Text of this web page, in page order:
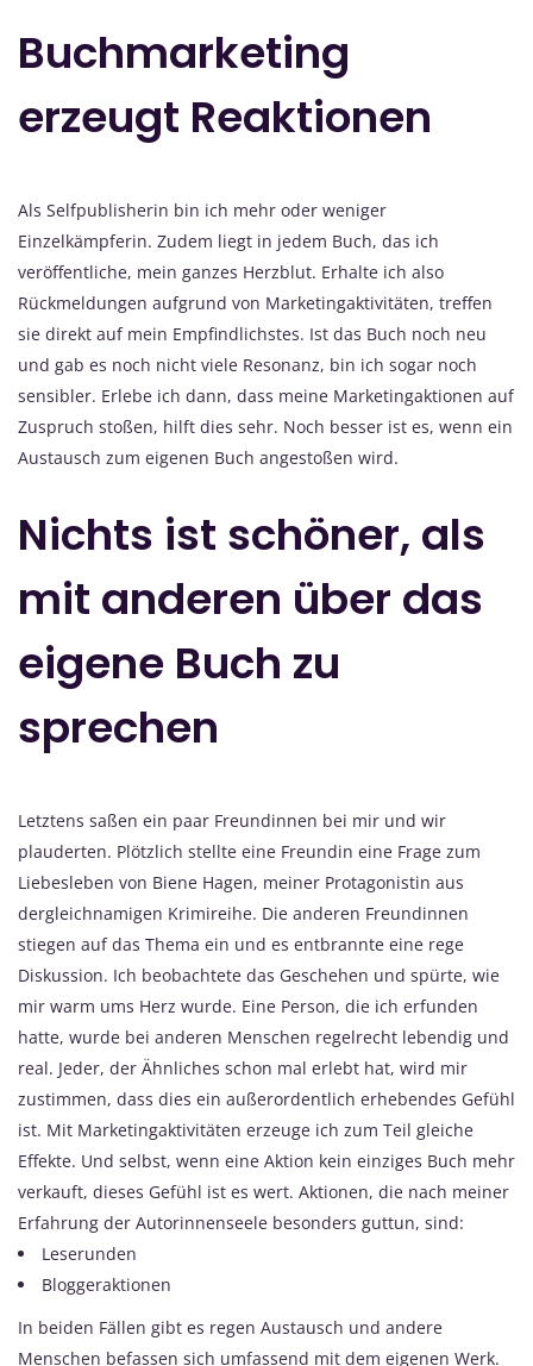
Buchmarketing
erzeugt Reaktionen
Als Selfpublisherin bin ich mehr oder weniger
Einzelkämpferin. Zudem liegt in jedem Buch, das ich
veröffentliche, mein ganzes Herzblut. Erhalte ich also
Rückmeldungen aufgrund von Marketingaktivitäten, treffen
sie direkt auf mein Empfindlichstes. Ist das Buch noch neu
und gab es noch nicht viele Resonanz, bin ich sogar noch
sensibler. Erlebe ich dann, dass meine Marketingaktionen auf
Zuspruch stoßen, hilft dies sehr. Noch besser ist es, wenn ein
Austausch zum eigenen Buch angestoßen wird.
Nichts ist schöner, als
mit anderen über das
eigene Buch zu
sprechen
Letztens saßen ein paar Freundinnen bei mir und wir
plauderten. Plötzlich stellte eine Freundin eine Frage zum
Liebesleben von Biene Hagen, meiner Protagonistin aus
dergleichnamigen Krimireihe. Die anderen Freundinnen
stiegen auf das Thema ein und es entbrannte eine rege
Diskussion. Ich beobachtete das Geschehen und spürte, wie
mir warm ums Herz wurde. Eine Person, die ich erfunden
hatte, wurde bei anderen Menschen regelrecht lebendig und
real. Jeder, der Ähnliches schon mal erlebt hat, wird mir
zustimmen, dass dies ein außerordentlich erhebendes Gefühl
ist. Mit Marketingaktivitäten erzeuge ich zum Teil gleiche
Effekte. Und selbst, wenn eine Aktion kein einziges Buch mehr
verkauft, dieses Gefühl ist es wert. Aktionen, die nach meiner
Erfahrung der Autorinnenseele besonders guttun, sind:
Leserunden
Bloggeraktionen
In beiden Fällen gibt es regen Austausch und andere
Menschen befassen sich umfassend mit dem eigenen Werk.